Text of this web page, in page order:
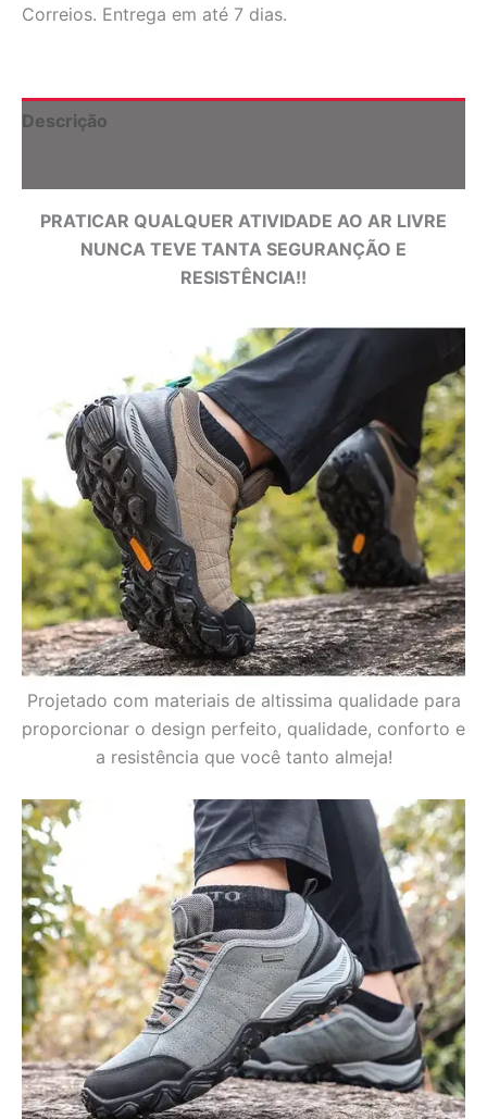
Correios. Entrega em até 7 dias.
Descrição
PRATICAR QUALQUER ATIVIDADE AO AR LIVRE
NUNCA TEVE TANTA SEGURANÇÃO E
RESISTÊNCIA!!
Projetado com materiais de altissima qualidade para
proporcionar o design perfeito, qualidade, conforto e
a resistência que você tanto almeja!